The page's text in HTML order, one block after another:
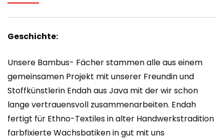
Geschichte:
Unsere Bambus- Fächer stammen alle aus einem
gemeinsamen Projekt mit unserer Freundin und
Stoffkünstlerin Endah aus Java mit der wir schon
lange vertrauensvoll zusammenarbeiten. Endah
fertigt für Ethno-Textiles in alter Handwerkstradition
farbfixierte Wachsbatiken in gut mit uns